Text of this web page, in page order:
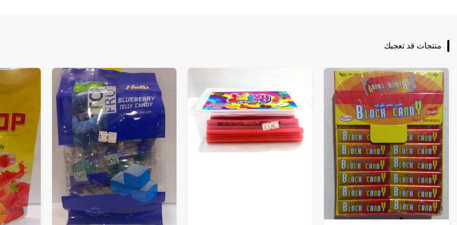
منتجات قد تعجبك